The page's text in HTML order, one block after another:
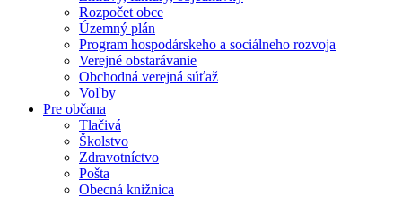
Rozpočet obce
Územný plán
Program hospodárskeho a sociálneho rozvoja
Verejné obstarávanie
Obchodná verejná súťaž
Voľby
Pre občana
Tlačivá
Školstvo
Zdravotníctvo
Pošta
Obecná knižnica